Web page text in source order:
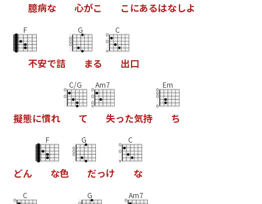
臆病な 心がこ こ にあるはなしよ
F
不安で詰
G
まる
C
出口
擬態に慣れ
C/G
て
Am7
失った気持
Em
ち
どん
F
な色
G
だっけ
C
な
C G Am7